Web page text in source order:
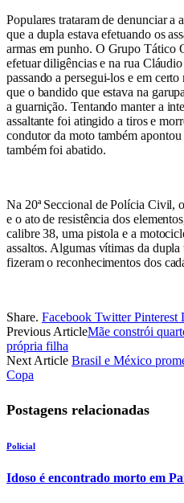
Populares trataram de denunciar a
que a dupla estava efetuando os
armas em punho. O Grupo Tático
efetuar diligências e na rua
passando a persegui-los e em
que o bandido que estava na
a guarnição. Tentando manter a
assaltante foi atingido a tiros e
condutor da moto também
também foi abatido.
Na 20ª Seccional de Polícia Civil,
e o ato de resistência dos
calibre 38, uma pistola e a
assaltos. Algumas vítimas da
fizeram o reconhecimentos dos
Share. Facebook Twitter Pinterest
Previous ArticleMãe constrói
própria filha
Next Article Brasil e México
Copa
Postagens relacionadas
Policial
Idoso é encontrado morto em